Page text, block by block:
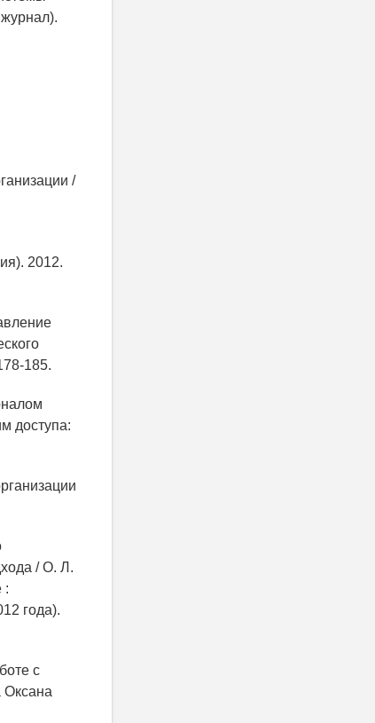
/
2012.
185.
доступа:
/ О. Л.
:
года).
с
Оксана